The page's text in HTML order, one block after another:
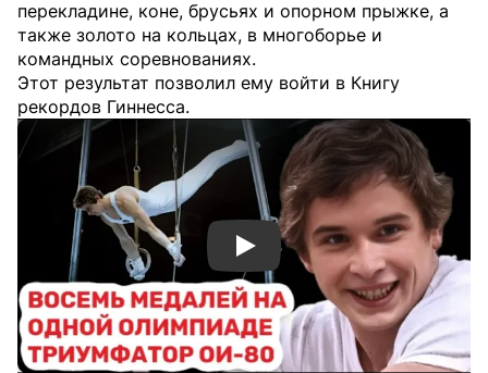
перекладине, коне, брусьях и опорном прыжке, а
также золото на кольцах, в многоборье и
командных соревнованиях.
Этот результат позволил ему войти в Книгу
рекордов Гиннесса.
Смотреть видео YouTube